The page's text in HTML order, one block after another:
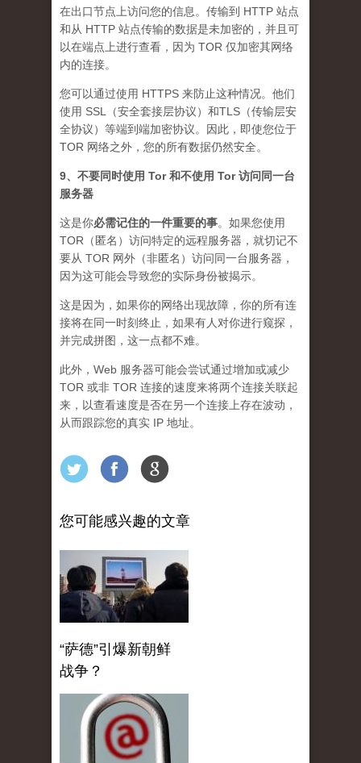
在出口节点上访问您的信息。传输到 HTTP 站点
和从 HTTP 站点传输的数据是未加密的，并且可
以在端点上进行查看，因为 TOR 仅加密其网络
内的连接。
您可以通过使用 HTTPS 来防止这种情况。他们
使用 SSL（安全套接层协议）和TLS（传输层安
全协议）等端到端加密协议。因此，即使您位于
TOR 网络之外，您的所有数据仍然安全。
9、不要同时使用 Tor 和不使用 Tor 访问同一台
服务器
这是你必需记住的一件重要的事。如果您使用
TOR（匿名）访问特定的远程服务器，就切记不
要从 TOR 网外（非匿名）访问同一台服务器，
因为这可能会导致您的实际身份被揭示。
这是因为，如果你的网络出现故障，你的所有连
接将在同一时刻终止，如果有人对你进行窥探，
并完成拼图，这一点都不难。
此外，Web 服务器可能会尝试通过增加或减少
TOR 或非 TOR 连接的速度来将两个连接关联起
来，以查看速度是否在另一个连接上存在波动，
从而跟踪您的真实 IP 地址。
您可能感兴趣的文章
“萨德”引爆新朝鲜
战争？